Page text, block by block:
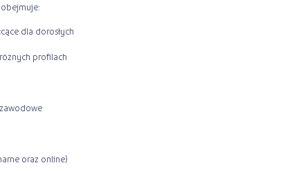
dla dorosłych
profilach
oraz online)